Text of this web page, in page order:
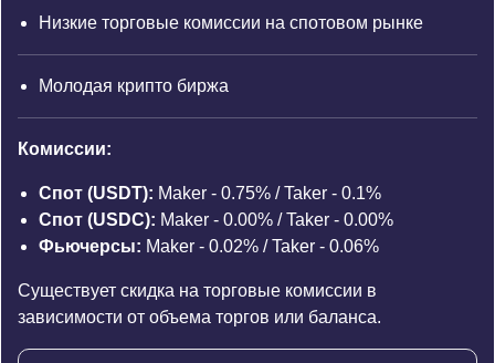
Низкие торговые комиссии на спотовом рынке
Молодая крипто биржа
Комиссии:
Спот (USDT): Maker - 0.75% / Taker - 0.1%
Спот (USDC): Maker - 0.00% / Taker - 0.00%
Фьючерсы: Maker - 0.02% / Taker - 0.06%
Существует скидка на торговые комиссии в
зависимости от объема торгов или баланса.